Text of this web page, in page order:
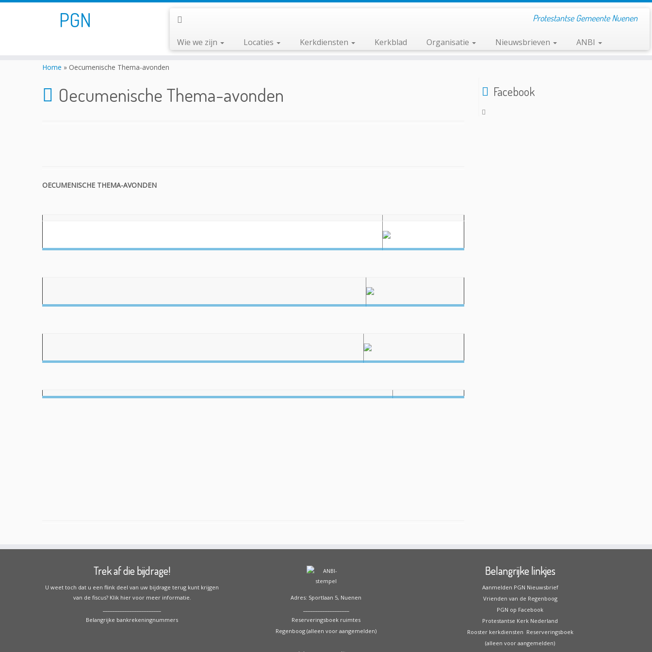
PGN Protestantse Gemeente Nuenen
Wie we zijn Locaties Kerkdiensten Kerkblad Organisatie Nieuwsbrieven ANBI
Home » Oecumenische Thema-avonden
Oecumenische Thema-avonden
OECUMENISCHE THEMA-AVONDEN
Facebook
Trek af die bijdrage!
U weet toch dat u een flink deel van uw bijdrage terug kunt krijgen
van de fiscus? Klik hier voor meer informatie.
Belangrijke bankrekeningnummers
Adres: Sportlaan 5, Nuenen
Reserveringsboek ruimtes
Regenboog (alleen voor aangemelden)
Belangrijke linkjes
Aanmelden PGN Nieuwsbrief
Vrienden van de Regenboog
PGN op Facebook
Protestantse Kerk Nederland
Rooster kerkdiensten Reserveringsboek
(alleen voor aangemelden)